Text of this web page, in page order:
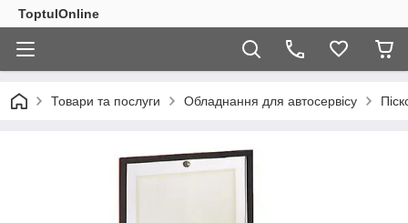
ToptulOnline
Товари та послуги Обладнання для автосервісу